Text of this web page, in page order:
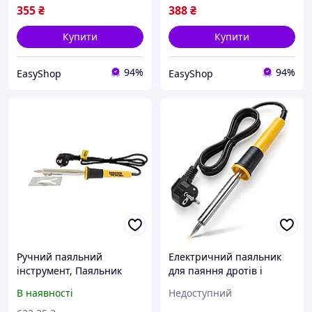
пістолетного типу 44-
0024, Паяльники
355₴
Купити
EasyShop 94%
Паяльники для пайки
388₴
Купити
EasyShop 94%
Ручний паяльний
інструмент, Паяльник
MASTERTOOL 80 Вт
В наявності
Електричний паяльник
для паяння дротів і
WL-9, 220 V, ручний
Недоступний